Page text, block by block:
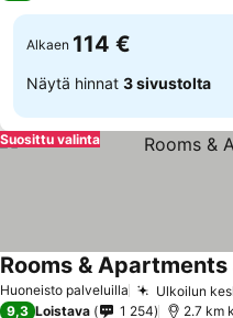
Alkaen 114 €
Näytä hinnat 3 sivustolta
Suosittu valinta
Huoneisto palveluilla Ulkoilun
Rooms & Apartments
9,3 Loistava 1 254 2.7 km